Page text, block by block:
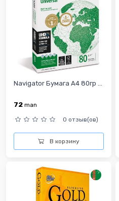
Navigator Бумага A4 80гр ...
72 man
0 отзыв(ов)
В корзину